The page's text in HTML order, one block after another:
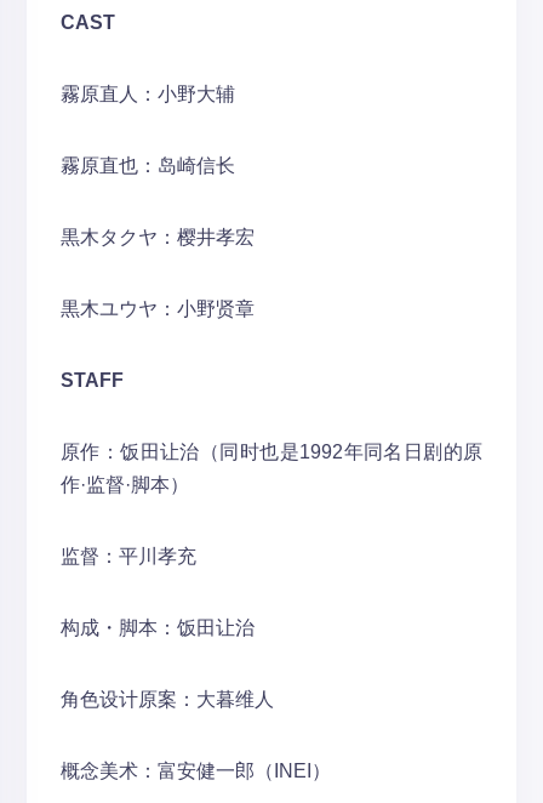
CAST
霧原直人：小野大辅
霧原直也：岛崎信长
黒木タクヤ：樱井孝宏
黒木ユウヤ：小野贤章
STAFF
原作：饭田让治（同时也是1992年同名日剧的原
作·监督·脚本）
监督：平川孝充
构成・脚本：饭田让治
角色设计原案：大暮维人
概念美术：富安健一郎（INEI）